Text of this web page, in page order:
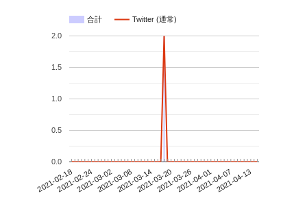
合計 Twitter (通常)
2021-02-182021-02-242021-03-022021-03-082021-03-142021-03-202021-03-262021-04-012021-04-072021-04-13
0.0
0.5
1.0
1.5
2.0